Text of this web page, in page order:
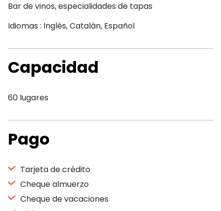
Bar de vinos, especialidades de tapas
Idiomas : Inglés, Catalán, Español
Capacidad
60 lugares
Pago
Tarjeta de crédito
Cheque almuerzo
Cheque de vacaciones